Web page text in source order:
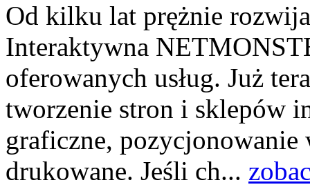
Od kilku lat prężnie
Interaktywna
oferowanych usług. Już
tworzenie stron i sklepów
graficzne,
drukowane. Jeśli ch...